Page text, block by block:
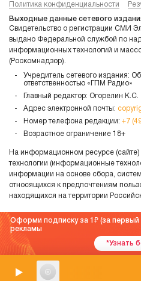
Политика конфиденциальности
Выходные данные сетевого
Свидетельство о регистрации СМИ
выдано Федеральной службой по
информационных технологий и
(Роскомнадзор).
Учредитель сетевого издания:
ответственностью «ГПМ Радио»
Главный редактор: Огорелин К.С.
Адрес электронной почты:
Номер телефона редакции: +7
Возрастное ограничение 18+
На информационном ресурсе
технологии (информационные
информации на основе сбора,
относящихся к предпочтениям
находящихся на территории
Оформи подписку за 1
(за первый
рекламы
*Узнать